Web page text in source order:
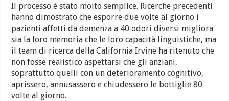
Il processo è stato molto semplice. Ricerche precedenti
hanno dimostrato che esporre due volte al giorno i
pazienti affetti da demenza a 40 odori diversi migliora
sia la loro memoria che le loro capacità linguistiche, ma
il team di ricerca della California Irvine ha ritenuto che
non fosse realistico aspettarsi che gli anziani,
soprattutto quelli con un deterioramento cognitivo,
aprissero, annusassero e chiudessero le bottiglie 80
volte al giorno.